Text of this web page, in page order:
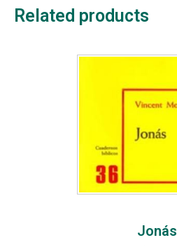
Related products
Jonás